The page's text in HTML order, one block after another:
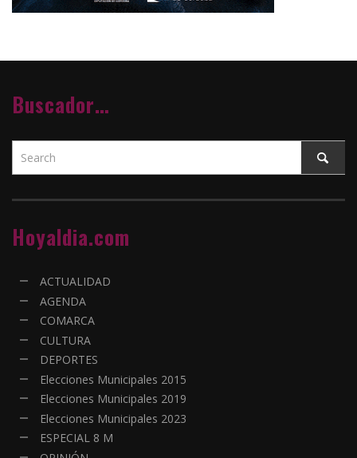
Buscador…
Hoyaldia.com
ACTUALIDAD
AGENDA
COMARCA
CULTURA
DEPORTES
Elecciones Municipales 2015
Elecciones Municipales 2019
Elecciones Municipales 2023
ESPECIAL 8 M